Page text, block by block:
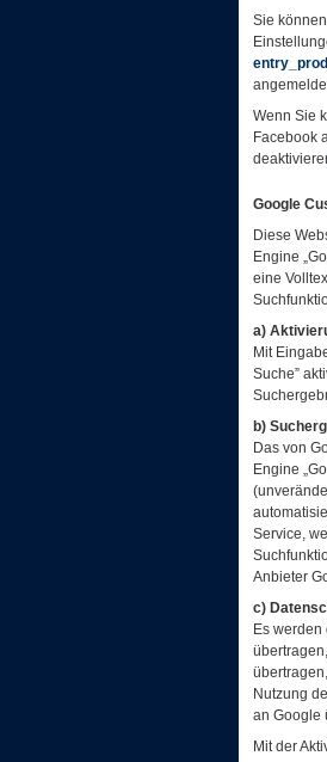
Sie
Wenn Sie
Facebook
Google
Diese
Engine
eine
a)
Mit
Suche”
b)
Das von
Engine
Service,
Anbieter
c)
Es
Nutzung
an Google
Mit der